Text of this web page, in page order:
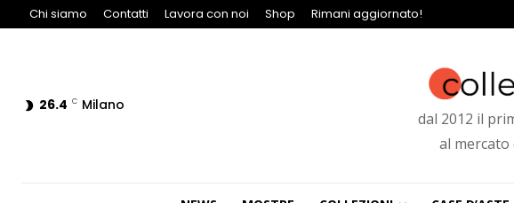
Chi siamo Contatti Lavora con noi Shop Rimani aggiornato!
26.4 C Milano
dal 2012 il
al